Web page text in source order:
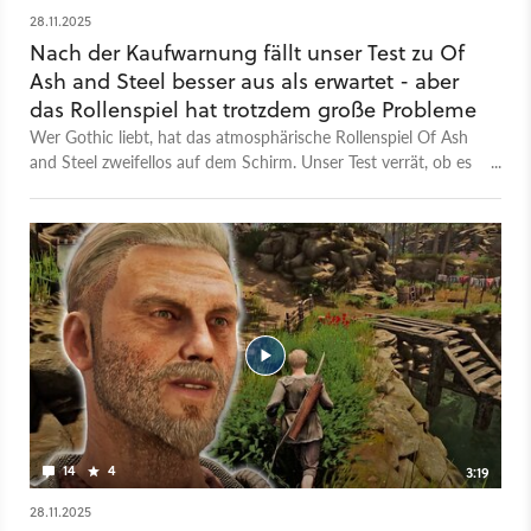
28.11.2025
Nach der Kaufwarnung fällt unser Test zu Of
Ash and Steel besser aus als erwartet - aber
das Rollenspiel hat trotzdem große Probleme
Wer Gothic liebt, hat das atmosphärische Rollenspiel Of Ash
and Steel zweifellos auf dem Schirm. Unser Test verrät, ob es
14 4
3:19
28.11.2025